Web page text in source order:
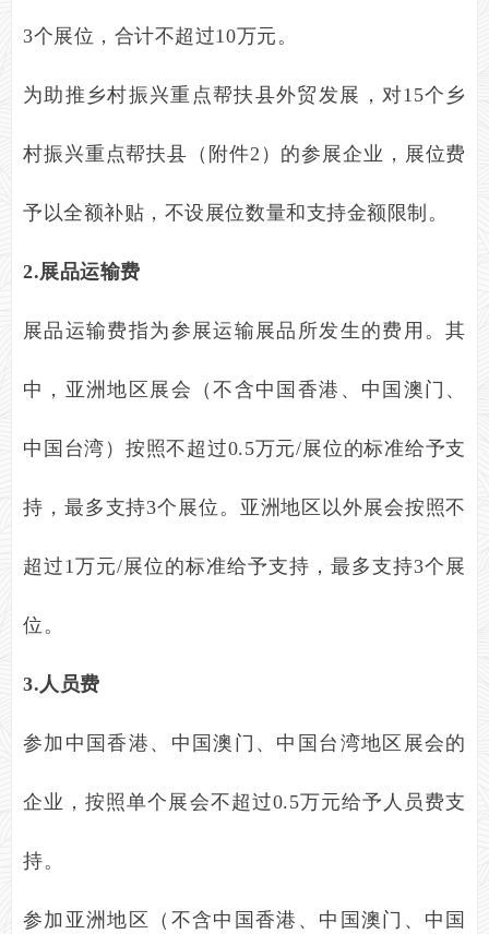
3个展位，合计不超过10万元。
为助推乡村振兴重点帮扶县外贸发展，对15个乡
村振兴重点帮扶县（附件2 ）的参展企业，展位费
予以全额补贴，不设展位数量和支持金额限制。
2.展品运输费
展品运输费指为参展运输展品所发生的费用。其
中，亚洲地区展会（不含中国香港、中国澳门、
中国台湾）按照不超过0.5万元/展位的标准给予支
持，最多支持3个展位。亚洲地区以外展会按照不
超过1万元/展位的标准给予支持，最多支持3个展
位。
3.人员费
参加中国香港、中国澳门、中国台湾地区展会的
企业，按照单个展会不超过0.5万元给予人员费支
持。
参加亚洲地区（不含中国香港、中国澳门、中国